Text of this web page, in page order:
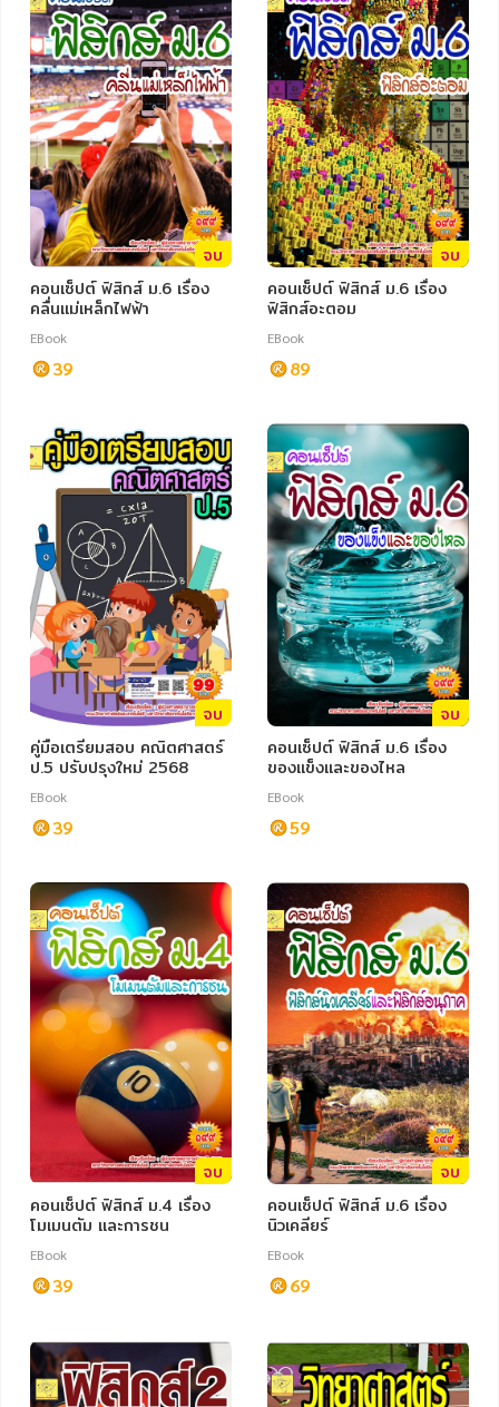
หมวดหมู่หนังสือ
หมวดหมู่ยอดนิยม
หนังสือออกใหม่ หนังสือยอดนิยม หนังสือเช่า
อีบุ๊กอ่านฟรี
หนังสือเสียง
โปรโมชั่นลดราคา
หมวดหมู่หนังสือ
ศิลปะ บันเทิง กีฬา ท่องเที่ยว
สังคม วัฒนธรรม การปกครอง ศาสนาและปรัชญา
ศาสนา และปรัชญา
กฎหมาย สัญญา ภาษี
การเงิน การลงทุน บริหาร
นิตยสาร หนังสือพิมพ์
ครอบครัว
วรรณกรรม
เทคโนโลยี การสื่อสาร วิทยาศาสตร์
ภาษาศาสตร์
หนังสือเด็ก
การพัฒนาตนเอง
ความรู้ทั่วไป
การ์ตูนความรู้ การ์ตูน
การ์ตูนมังงะ (Manga)
จบ
คอนเซ็ปต์ ฟิสิกส์ ม.6 เรื่อง
คลื่นแม่เหล็กไฟฟ้า
EBook
39
จบ
คอนเซ็ปต์ ฟิสิกส์ ม.6 เรื่อง
ฟิสิกส์อะตอม
EBook
89
จบ
คู่มือเตรียมสอบ คณิตศาสตร์
ป.5 ปรับปรุงใหม่ 2568
EBook
39
จบ
คอนเซ็ปต์ ฟิสิกส์ ม.6 เรื่อง
ของแข็งและของไหล
EBook
59
จบ
คอนเซ็ปต์ ฟิสิกส์ ม.4 เรื่อง
โมเมนตัม และการชน
EBook
39
จบ
คอนเซ็ปต์ ฟิสิกส์ ม.6 เรื่อง
นิวเคลียร์
EBook
69